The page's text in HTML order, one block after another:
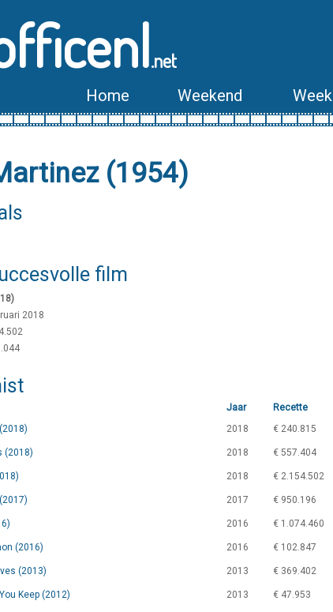
.net
Home Weekend Week
(1954)
film
2018
Jaar Recette
2018 € 240.815
(2018) 2018 € 557.404
2018 € 2.154.502
2017 € 950.196
2016 € 1.074.460
(2016) 2016 € 102.847
(2013) 2013 € 369.402
Keep (2012) 2013 € 47.953